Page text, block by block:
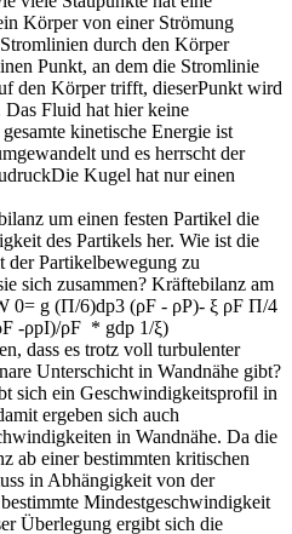
Körper von einer Strömung
durch den Körper
Punkt, an dem die Stromlinie
den Körper trifft, dieserPunkt wird
Das Fluid hat hier keine
kinetische Energie ist
und es herrscht der
Kugel hat nur einen
um einen festen Partikel die
des Partikels her. Wie ist die
der Partikelbewegung zu
sich zusammen? Kräftebilanz am
0= g (Π/6)dp3 (ρF - ρP)- ξ ρF Π/4
-ρpI)/ρF * gdp 1/ξ)
dass es trotz voll turbulenter
Unterschicht in Wandnähe gibt?
sich ein Geschwindigkeitsprofil in
ergeben sich auch
in Wandnähe. Da die
ab einer bestimmten kritischen
in Abhängigkeit von der
Mindestgeschwindigkeit
Überlegung ergibt sich die